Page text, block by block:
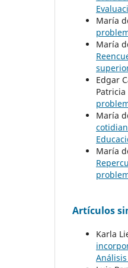
María
María
Edgar
María
María
Artículos
Karla